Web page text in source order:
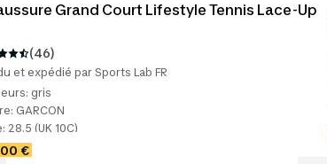
Grand Court Lifestyle Tennis Lace-Up
(46)
et expédié par Sports Lab FR
gris
GARCON
28.5 (UK 10C)
€